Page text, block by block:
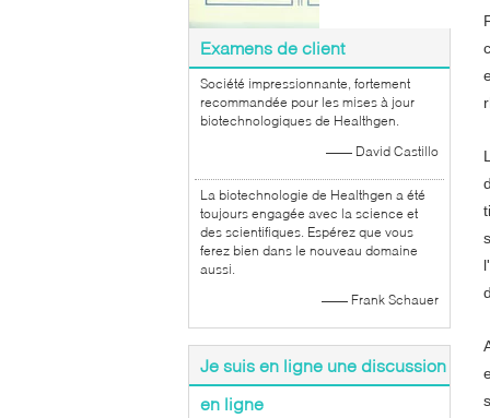
Examens de client
Société impressionnante, fortement
recommandée pour les mises à jour
biotechnologiques de Healthgen.
—— David Castillo
La biotechnologie de Healthgen a été
toujours engagée avec la science et
des scientifiques. Espérez que vous
ferez bien dans le nouveau domaine
aussi.
—— Frank Schauer
Je suis en ligne une discussion
en ligne